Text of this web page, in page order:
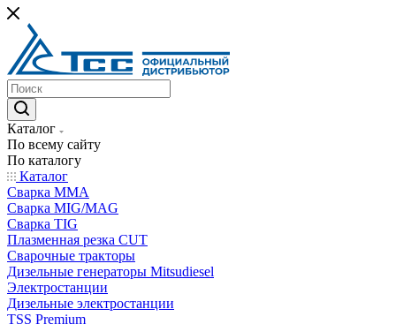
Каталог
По всему сайту
По каталогу
Каталог
Сварка MMA
Сварка MIG/MAG
Сварка TIG
Плазменная резка CUT
Сварочные тракторы
Дизельные генераторы Mitsudiesel
Электростанции
Дизельные электростанции
TSS Premium